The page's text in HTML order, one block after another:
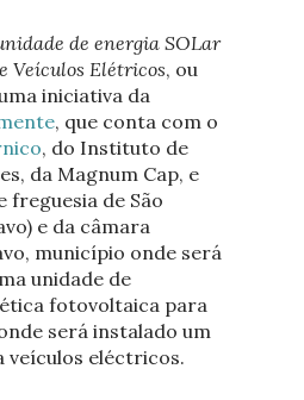
de energia SOLar
Veículos Elétricos, ou
iniciativa da
, que conta com o
, do Instituto de
da Magnum Cap, e
freguesia de São
e da câmara
município onde será
unidade de
fotovoltaica para
será instalado um
eléctricos.